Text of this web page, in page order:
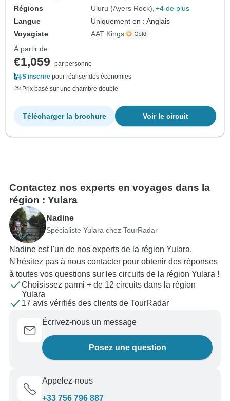
Régions
Uluru (Ayers Rock) +4 de plus
Langue
Uniquement en : Anglais
Voyagiste
AAT Kings
À partir de
€1,059
par personne
S'inscrire pour réaliser des économies
Prix basé sur une chambre double
Voir le circuit
Télécharger la brochure
Contactez nos experts en voyages dans la
région : Yulara
Nadine
Spécialiste Yulara chez TourRadar
Nadine est l'un de nos experts de la région Yulara.
N'hésitez pas à nous contacter pour obtenir des réponses
à toutes vos questions sur les circuits de la région Yulara !
Choisissez parmi + de 12 circuits dans la région
Yulara
17 avis vérifiés des clients de TourRadar
Écrivez-nous un message
Posez une question
Appelez-nous
+33 756 796 887